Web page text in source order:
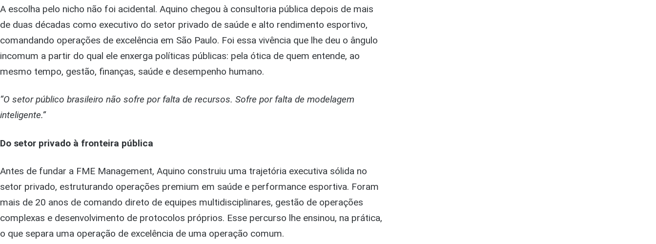
A escolha pelo nicho não foi acidental. Aquino chegou à consultoria pública depois de mais
de duas décadas como executivo do setor privado de saúde e alto rendimento esportivo,
comandando operações de excelência em São Paulo. Foi essa vivência que lhe deu o ângulo
incomum a partir do qual ele enxerga políticas públicas: pela ótica de quem entende, ao
mesmo tempo, gestão, finanças, saúde e desempenho humano.
“O setor público brasileiro não sofre por falta de recursos. Sofre por falta de modelagem
inteligente.”
Do setor privado à fronteira pública
Antes de fundar a FME Management, Aquino construiu uma trajetória executiva sólida no
setor privado, estruturando operações premium em saúde e performance esportiva. Foram
mais de 20 anos de comando direto de equipes multidisciplinares, gestão de operações
complexas e desenvolvimento de protocolos próprios. Esse percurso lhe ensinou, na prática,
o que separa uma operação de excelência de uma operação comum.